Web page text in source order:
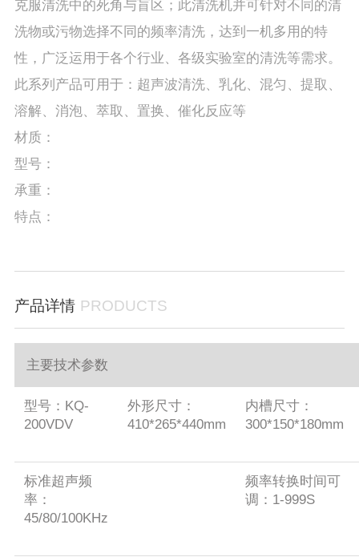
克服清洗中的死角与盲区；此清洗机并可针对不同的清
洗物或污物选择不同的频率清洗，达到一机多用的特
性，广泛运用于各个行业、各级实验室的清洗等需求。
此系列产品可用于：超声波清洗、乳化、混匀、提取、
溶解、消泡、萃取、置换、催化反应等
材质：
型号：
承重：
特点：
产品详情 PRODUCTS
主要技术参数
型号：KQ-
200VDV
外形尺寸：
410*265*440mm
内槽尺寸：
300*150*180mm
标准超声频
率：
45/80/100KHz
频率转换时间可
调：1-999S